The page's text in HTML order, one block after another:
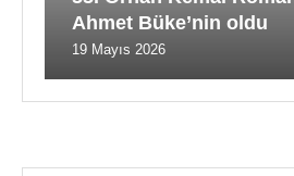
Ahmet Büke’nin oldu
19 Mayıs 2026